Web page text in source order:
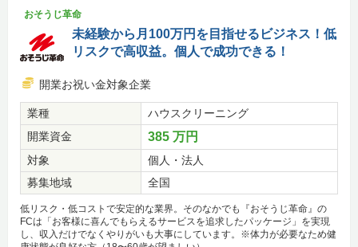
おそうじ革命
未経験から月100万円を目指せるビジネス！低
リスクで高収益。個人で成功できる！
開業お祝い金対象企業
業種
ハウスクリーニング
開業資金
385 万円
対象
個人・法人
募集地域
全国
低リスク・低コストで安定的な業界。そのなかでも『おそうじ革命』の
FCは「お客様に喜んでもらえるサービスを追求したパッケージ」を実現
し、収入だけでなくやりがいも大事にしています。※体力が必要なため健